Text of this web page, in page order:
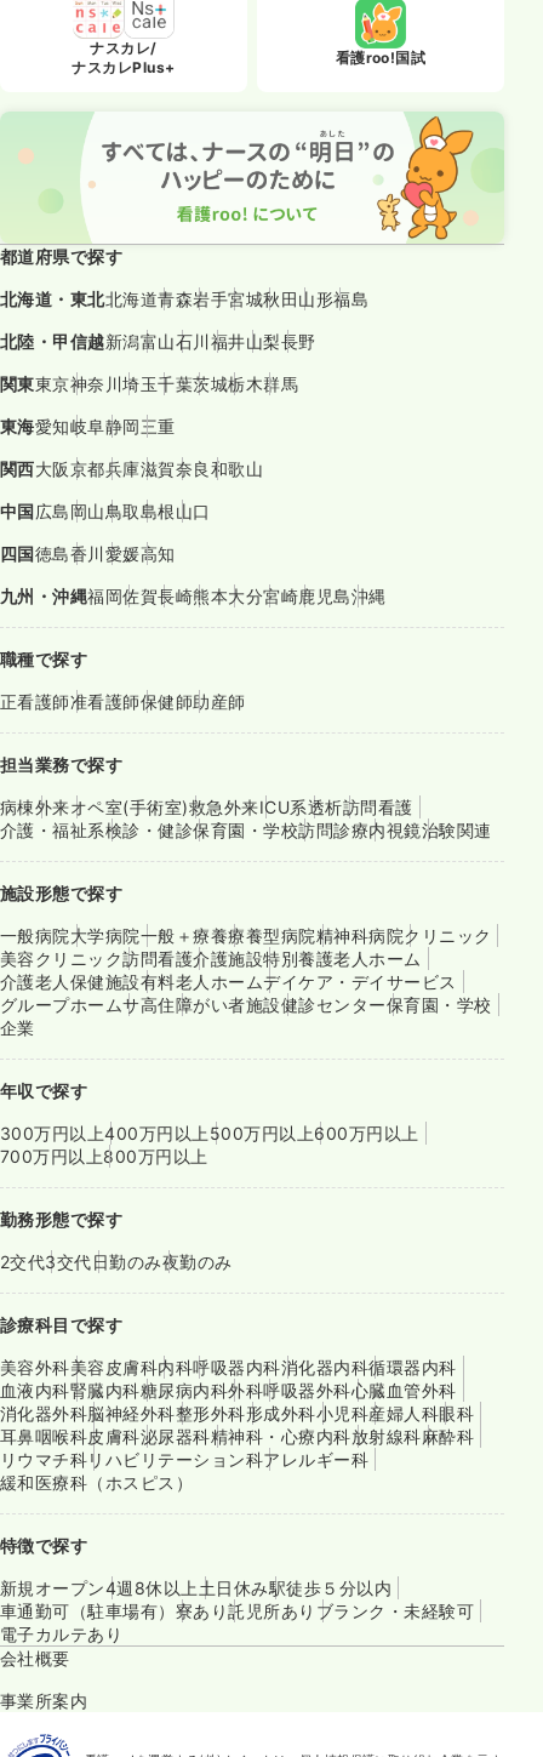
ナスカレ/
ナスカレPlus+
看護roo!国試
都道府県で探す
北海道・東北北海道青森岩手宮城秋田山形福島
北陸・甲信越新潟富山石川福井山梨長野
関東東京神奈川埼玉千葉茨城栃木群馬
東海愛知岐阜静岡三重
関西大阪京都兵庫滋賀奈良和歌山
中国広島岡山鳥取島根山口
四国徳島香川愛媛高知
九州・沖縄福岡佐賀長崎熊本大分宮崎鹿児島沖縄
職種で探す
正看護師准看護師保健師助産師
担当業務で探す
病棟外来オペ室(手術室)救急外来ICU系透析訪問看護
介護・福祉系検診・健診保育園・学校訪問診療内視鏡治験関連
施設形態で探す
一般病院大学病院一般＋療養療養型病院精神科病院クリニック
美容クリニック訪問看護介護施設特別養護老人ホーム
介護老人保健施設有料老人ホームデイケア・デイサービス
グループホームサ高住障がい者施設健診センター保育園・学校
企業
年収で探す
300万円以上400万円以上 500万円以上600万円以上
700万円以上800万円以上
勤務形態で探す
2交代3交代日勤のみ夜勤のみ
診療科目で探す
美容外科美容皮膚科内科呼吸器内科消化器内科循環器内科
血液内科腎臓内科糖尿病内科外科呼吸器外科心臓血管外科
消化器外科脳神経外科整形外科形成外科小児科産婦人科眼科
耳鼻咽喉科皮膚科泌尿器科精神科・心療内科放射線科麻酔科
リウマチ科リハビリテーション科アレルギー科
緩和医療科（ホスピス）
特徴で探す
新規オープン4週8休以上 土日休み駅徒歩５分以内
車通勤可（駐車場有） 寮あり託児所あり ブランク・未経験可
電子カルテあり
会社概要
事業所案内